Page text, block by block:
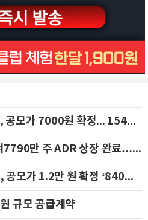
희망밴드 최상단 딜리셔스, 공모가 7000원 확정... 154억 규모 IPO 돌입
SK하이닉스, 나스닥에 1억7790만 주 ADR 상장 완료…29일 국내 추가 상장
자율주행 AI 스트라드비젼, 공모가 1.2만 원 확정 ‘840억 수혈’
규모 공급계약